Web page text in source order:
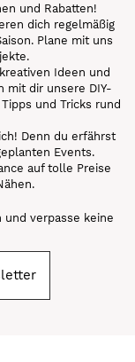
und Rabatten!
dich regelmäßig
Plane mit uns
Ideen und
mit dir unsere DIY-
und Tricks rund
Denn du erfährst
Events.
auf tolle Preise
verpasse keine